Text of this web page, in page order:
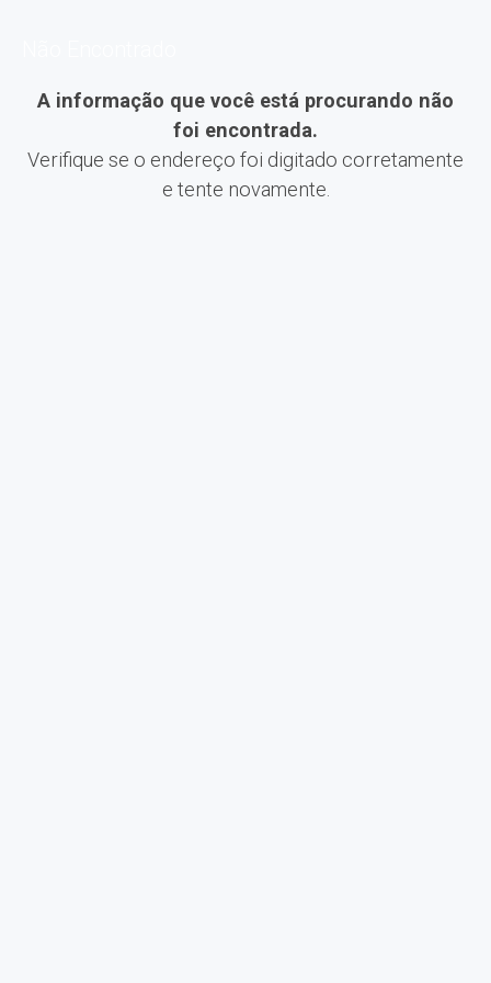
A informação que você está procurando não
foi encontrada.
Verifique se o endereço foi digitado corretamente
e tente novamente.